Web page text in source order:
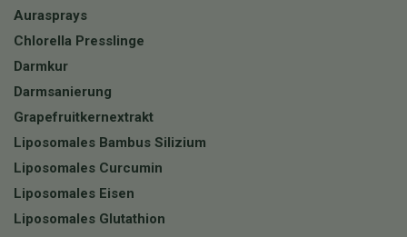
Aurasprays
Chlorella Presslinge
Darmkur
Darmsanierung
Grapefruitkernextrakt
Liposomales Bambus Silizium
Liposomales Curcumin
Liposomales Eisen
Liposomales Glutathion